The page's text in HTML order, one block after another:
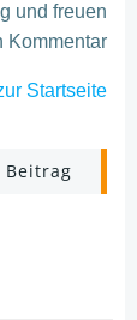
und freuen
Kommentar
Startseite
Beitrag